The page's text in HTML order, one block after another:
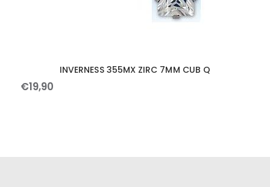
INVERNESS 355MX ZIRC 7MM CUB Q
€19,90